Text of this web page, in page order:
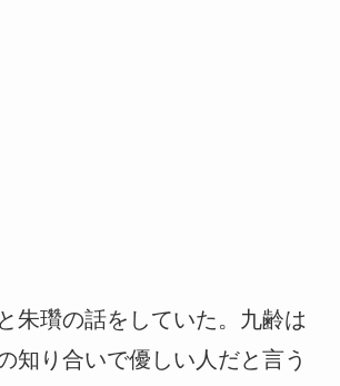
朱瓚の話をしていた。九齢は
知り合いで優しい人だと言う